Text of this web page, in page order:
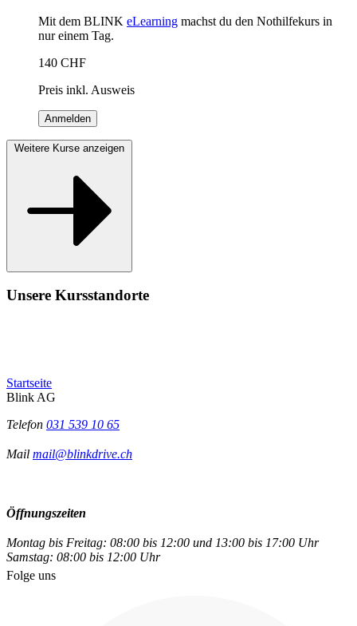
Mit dem BLINK eLearning machst du den Nothilfekurs in
nur einem Tag.
140 CHF
Preis inkl. Ausweis
Anmelden
Weitere Kurse anzeigen
Unsere Kursstandorte
Startseite
Blink AG
Telefon 031 539 10 65
Mail mail@blinkdrive.ch
Öffnungszeiten
Montag bis Freitag: 08:00 bis 12:00 und 13:00 bis 17:00 Uhr
Samstag: 08:00 bis 12:00 Uhr
Folge uns